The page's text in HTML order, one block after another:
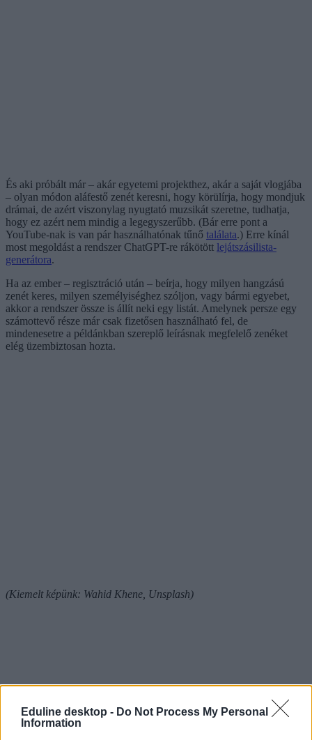
Eduline desktop - Do Not Process My Personal
Information
És aki próbált már – akár egyetemi projekthez, akár a saját vlogjába
– olyan módon aláfestő zenét keresni, hogy körülírja, hogy mondjuk
drámai, de azért viszonylag nyugtató muzsikát szeretne, tudhatja,
hogy ez azért nem mindig a legegyszerűbb. (Bár erre pont a
YouTube-nak is van pár használhatónak tűnő találata.) Erre kínál
most megoldást a rendszer ChatGPT-re rákötött lejátszásilista-
generátora.
Ha az ember – regisztráció után – beírja, hogy milyen hangzású
zenét keres, milyen személyiséghez szóljon, vagy bármi egyebet,
akkor a rendszer össze is állít neki egy listát. Amelynek persze egy
számottevő része már csak fizetősen használható fel, de
mindenesetre a példánkban szereplő leírásnak megfelelő zenéket
elég üzembiztosan hozta.
(Kiemelt képünk: Wahid Khene, Unsplash)